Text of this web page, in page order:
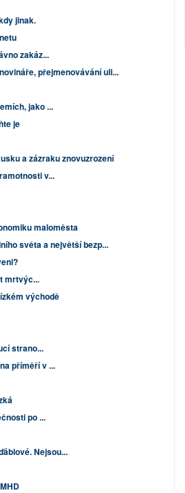
jinak.
zakáz...
přejmenovávání uli...
jako ...
je
a zázraku znovuzrození
v...
maloměsta
světa a největší bezp...
mrtvýc...
východě
strano...
příměří v ...
po ...
Nejsou...